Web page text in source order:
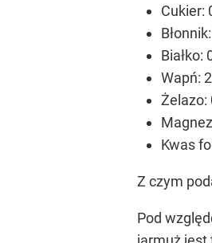
Cukier:
Białko:
Wapń:
Żelazo:
Kwas
Z czym
Pod